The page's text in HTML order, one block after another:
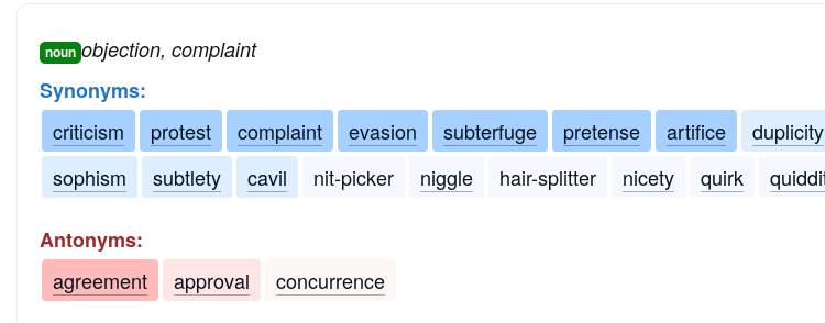
noun objection, complaint
Synonyms:
criticism
protest complaint evasion subterfuge pretense artifice duplicity
sophism
subtlety cavil nit-picker niggle hair-splitter nicety quirk
Antonyms:
agreement
approval concurrence